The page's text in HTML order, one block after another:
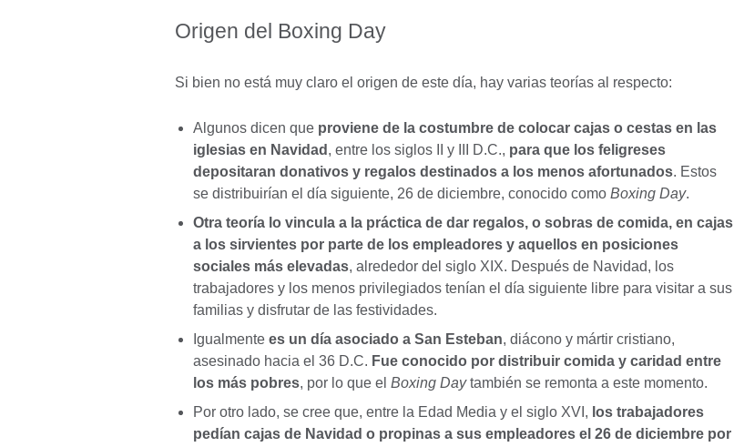
Origen del Boxing Day
Si bien no está muy claro el origen de este día, hay varias teorías al respecto:
Algunos dicen que proviene de la costumbre de colocar cajas o cestas en las
iglesias en Navidad , entre los siglos II y III D.C., para que los feligreses
depositaran donativos y regalos destinados a los menos afortunados. Estos
se distribuirían el día siguiente, 26 de diciembre, conocido como Boxing Day.
Otra teoría lo vincula a la práctica de dar regalos, o sobras de comida, en cajas
a los sirvientes por parte de los empleadores y aquellos en posiciones
sociales más elevadas, alrededor del siglo XIX. Después de Navidad, los
trabajadores y los menos privilegiados tenían el día siguiente libre para visitar a sus
familias y disfrutar de las festividades.
Igualmente es un día asociado a San Esteban, diácono y mártir cristiano,
asesinado hacia el 36 D.C. Fue conocido por distribuir comida y caridad entre
los más pobres, por lo que el Boxing Daytambién se remonta a este momento.
Por otro lado, se cree que, entre la Edad Media y el siglo XVI, los trabajadores
pedían cajas de Navidad o propinas a sus empleadores el 26 de diciembre por